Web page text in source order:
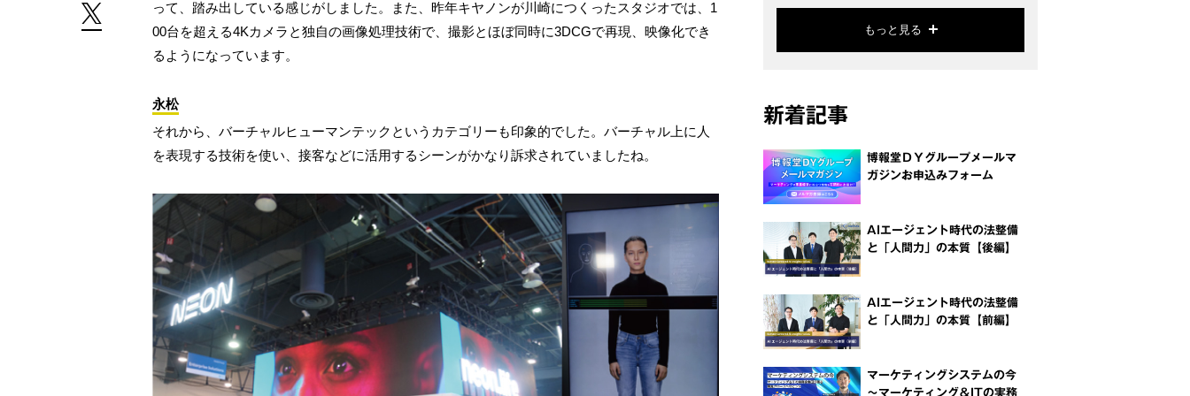
って、踏み出している感じがしました。また、昨年キヤノンが川崎につくったスタジオでは、1
00台を超える4Kカメラと独自の画像処理技術で、撮影とほぼ同時に3DCGで再現、映像化でき
るようになっています。
永松
それから、バーチャルヒューマンテックというカテゴリーも印象的でした。バーチャル上に人
を表現する技術を使い、接客などに活用するシーンがかなり訴求されていましたね。
もっと見る
新着記事
博報堂ＤＹグループメールマ
ガジンお申込みフォーム
AIエージェント時代の法整備
と「人間力」の本質【後編】
AIエージェント時代の法整備
と「人間力」の本質【前編】
マーケティングシステムの今
～マーケティング＆ITの実務